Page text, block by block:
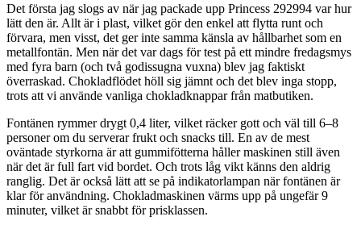
Det första jag slogs av när jag packade upp Princess 292994 var hur
lätt den är. Allt är i plast, vilket gör den enkel att flytta runt och
förvara, men visst, det ger inte samma känsla av hållbarhet som en
metallfontän. Men när det var dags för test på ett mindre fredagsmys
med fyra barn (och två godissugna vuxna) blev jag faktiskt
överraskad. Chokladflödet höll sig jämnt och det blev inga stopp,
trots att vi använde vanliga chokladknappar från matbutiken.
Fontänen rymmer drygt 0,4 liter, vilket räcker gott och väl till 6–8
personer om du serverar frukt och snacks till. En av de mest
oväntade styrkorna är att gummifötterna håller maskinen still även
när det är full fart vid bordet. Och trots låg vikt känns den aldrig
ranglig. Det är också lätt att se på indikatorlampan när fontänen är
klar för användning. Chokladmaskinen värms upp på ungefär 9
minuter, vilket är snabbt för prisklassen.